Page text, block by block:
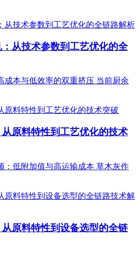
从技术参数到工艺优化的全
成本与低效率的双重挤压 当前厨余
原料特性到工艺优化的技术
：低附加值与高运输成本 草木灰作
原料特性到设备选型的全链